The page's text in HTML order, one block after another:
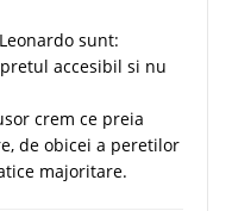
sunt:
accesibil si nu
crem ce preia
de obicei a peretilor
majoritare.